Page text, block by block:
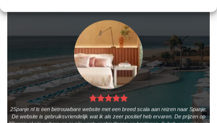
2Spanje.nl is een betrouwbare website met een breed scala aan reizen naar Spanje.
De website is gebruiksvriendelijk wat ik als zeer positief heb ervaren. De prijzen op